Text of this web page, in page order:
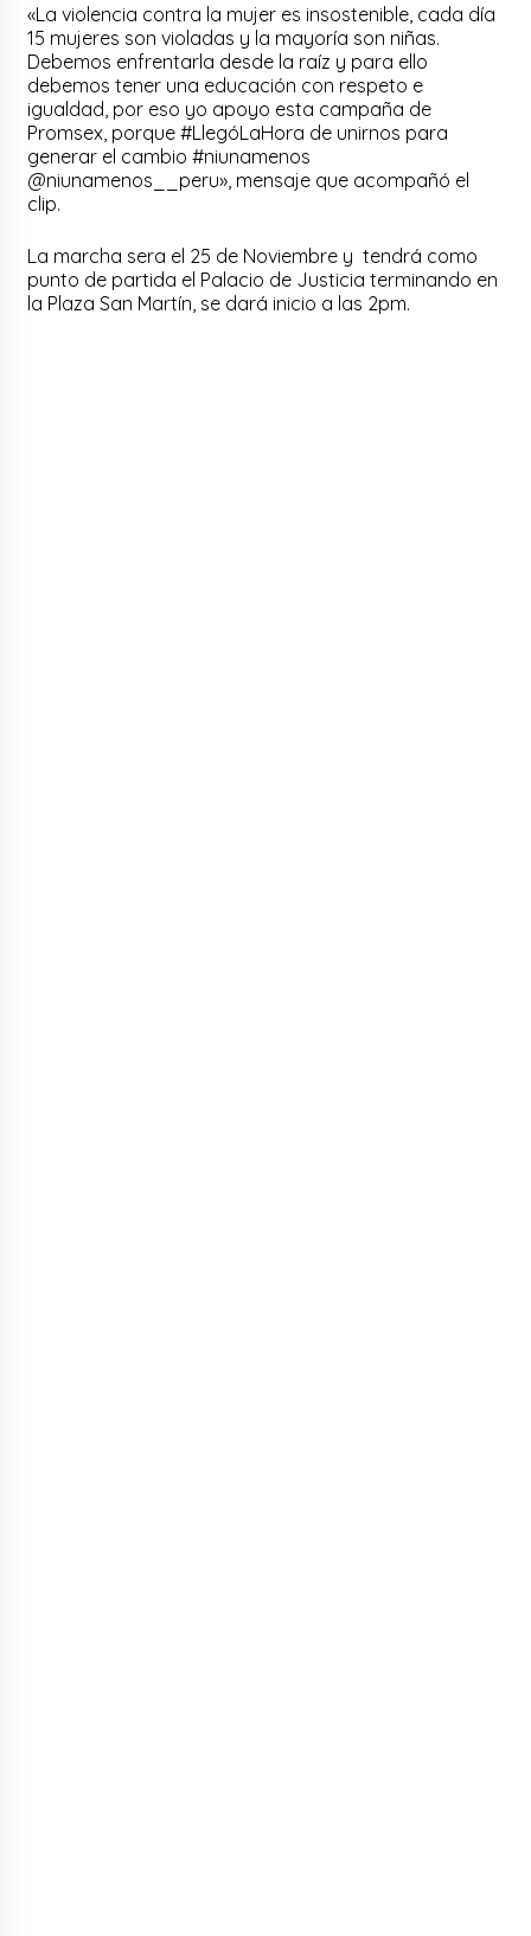
«La violencia contra la mujer es insostenible, cada día
15 mujeres son violadas y la mayoría son niñas.
Debemos enfrentarla desde la raíz y para ello
debemos tener una educación con respeto e
igualdad, por eso yo apoyo esta campaña de
Promsex, porque #LlegóLaHora de unirnos para
generar el cambio #niunamenos
@niunamenos__peru», mensaje que acompañó el
clip.
La marcha sera el 25 de Noviembre y tendrá como
punto de partida el Palacio de Justicia terminando en
la Plaza San Martín, se dará inicio a las 2pm.